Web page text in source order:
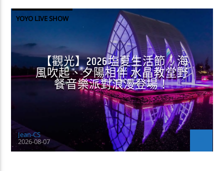
YOYO LIVE SHOW
【觀光】2026塩夏生活節！海
風吹起、夕陽相伴 水晶教堂野
餐音樂派對浪漫登場！
Jean-CS
2026-08-07